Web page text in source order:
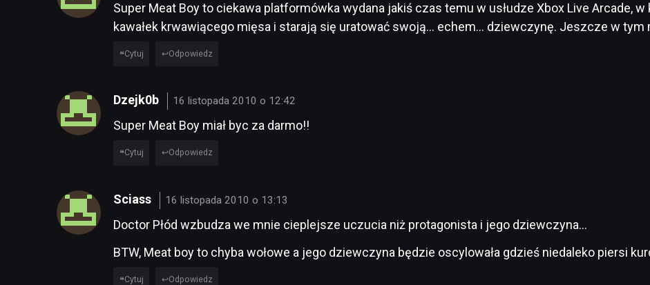
Super Meat Boy to ciekawa platformówka wydana jakiś czas temu w usłudze Xbox Live Arcade,
kawałek krwawiącego mięsa i starają się uratować swoją… echem… dziewczynę. Jeszcze w tym
Cytuj Odpowiedz
Dzejk0b 16 listopada 2010 o 12:42
Super Meat Boy miał byc za darmo!!
Cytuj Odpowiedz
Sciass 16 listopada 2010 o 13:13
Doctor Płód wzbudza we mnie cieplejsze uczucia niż protagonista i jego dziewczyna…
BTW, Meat boy to chyba wołowe a jego dziewczyna będzie oscylowała gdzieś niedaleko piersi
Cytuj Odpowiedz